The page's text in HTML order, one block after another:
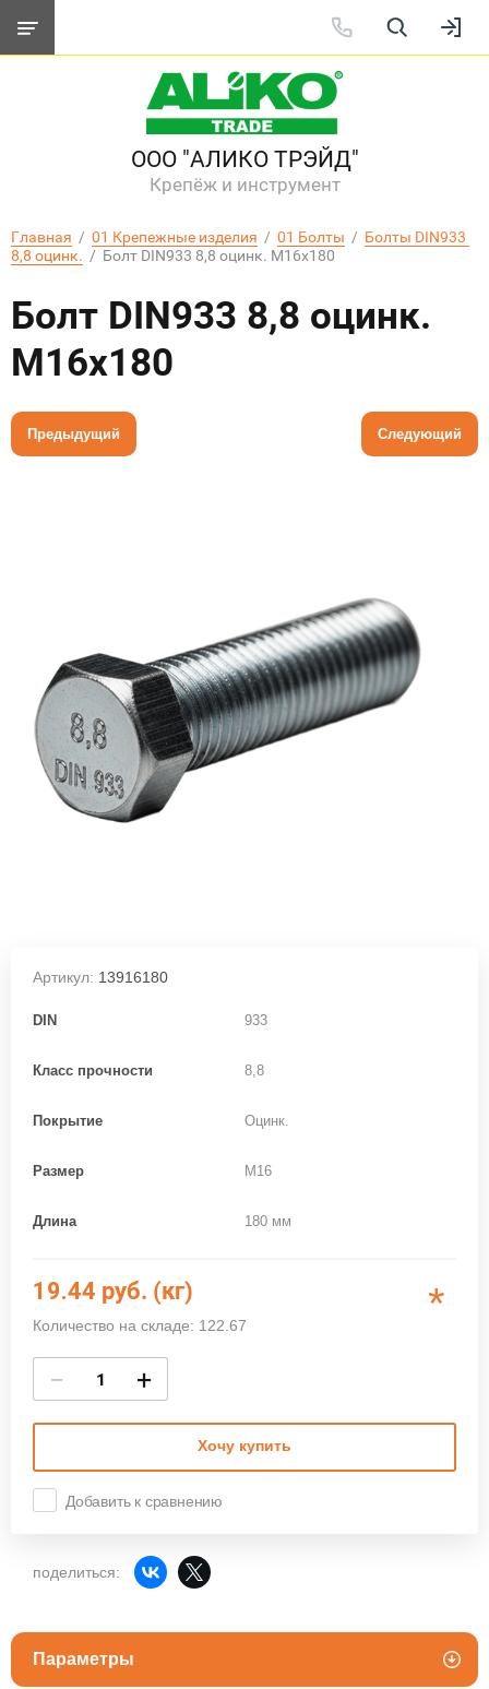
ООО "АЛИКО ТРЭЙД"
Крепёж и инструмент
Главная
  /
01 Крепежные изделия
  /
01 Болты
  /
Болты DIN933
8,8 оцинк.
  /  Болт DIN933 8,8 оцинк. M16х180
Болт DIN933 8,8 оцинк.
M16х180
Предыдущий Следующий
Артикул: 13916180
DIN 933
Класс прочности 8,8
Покрытие Оцинк.
Размер M16
Длина 180 мм
19.44 руб. (кг)
Количество на складе: 122.67 *
− +
Хочу купить
Добавить к сравнению
поделиться:
Параметры